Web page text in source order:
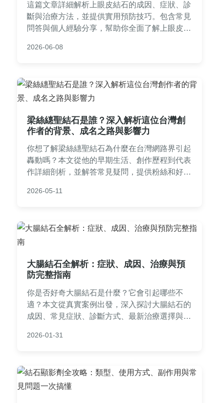
這篇文章詳細解析上眼皮結石的成因、症狀、診
斷與治療方法，並提供實用預防技巧。包含常見
問答與個人經驗分享，幫助你全面了解上眼皮結
容專業且易讀，適合所有關心眼睛保健的讀者。
2026-06-08
梁絲繐聖結石是誰？深入解析這位台灣創
作者的背景、成名之路與影響力
你想了解梁絲繐聖結石為什麼在台灣網路界引起
轟動嗎？本文從他的早期生活、創作歷程到代表
作詳細剖析，並解答常見疑問，提供粉絲和好奇
物的點滴。
2026-05-11
大腸結石全解析：症狀、成因、治療與預
防完整指南
你是否好奇大腸結石是什麼？它會引起哪些不
適？本文從真實案例出發，深入探討大腸結石的
成因、常見症狀、診斷方式、最新治療選擇與日
健康危機。
2026-01-31